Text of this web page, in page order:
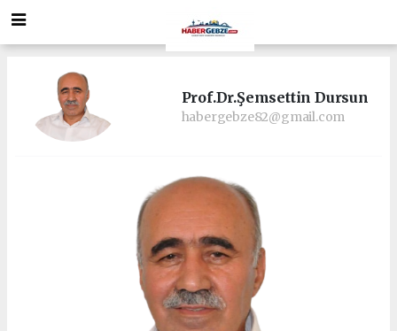
Prof.Dr.Şemsettin Dursun
habergebze82@gmail.com